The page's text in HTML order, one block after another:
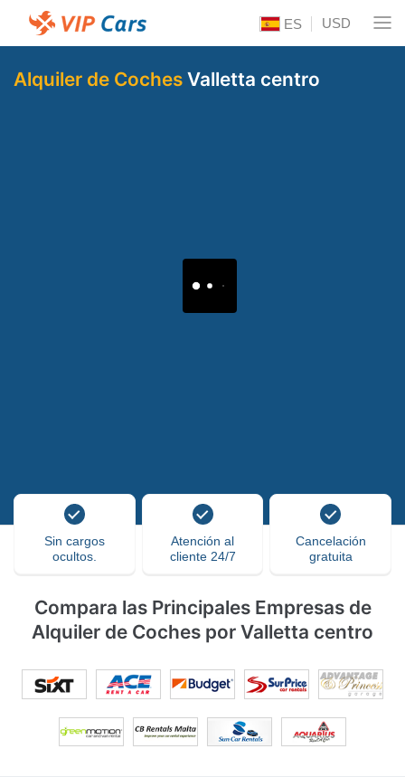
ES USD
Alquiler de Coches Valletta centro
Sin cargos
ocultos.
Atención al
cliente 24/7
Cancelación
gratuita
Compara las Principales Empresas de
Alquiler de Coches por Valletta centro